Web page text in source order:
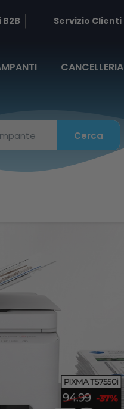
Servizio Clienti
CANCELLERIA
Cerca